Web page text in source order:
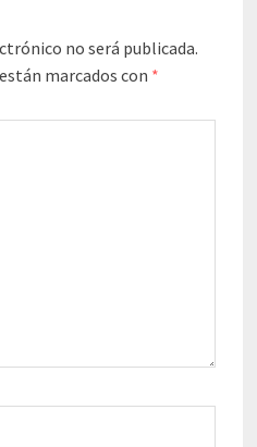
no será publicada.
marcados con *